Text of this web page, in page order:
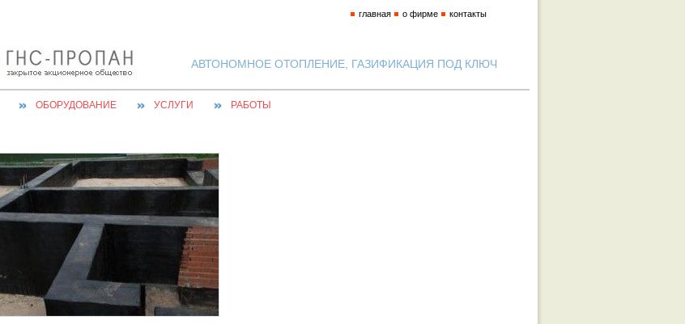
АВТОНОМНОЕ ОТОПЛЕНИЕ, ГАЗИФИКАЦИЯ ПОД КЛЮЧ
главная о фирме контакты
ОБОРУДОВАНИЕ УСЛУГИ РАБОТЫ